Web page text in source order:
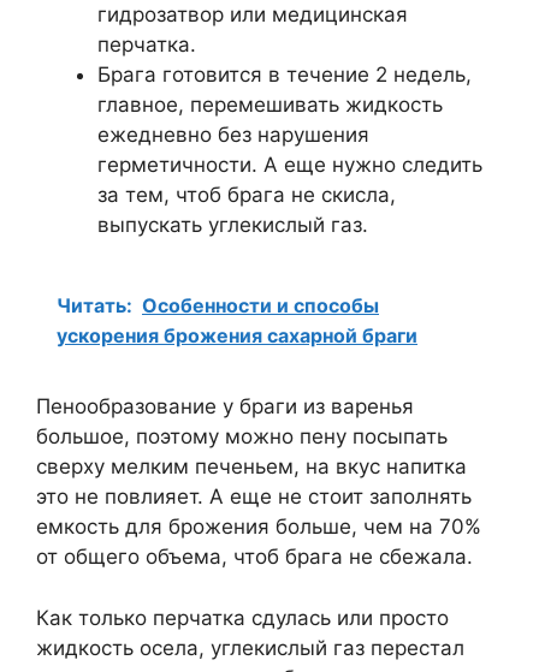
гидрозатвор или медицинская
перчатка.
Брага готовится в течение 2 недель,
главное, перемешивать жидкость
ежедневно без нарушения
герметичности. А еще нужно следить
за тем, чтоб брага не скисла,
выпускать углекислый газ.
Читать: Особенности и способы
ускорения брожения сахарной браги
Пенообразование у браги из варенья
большое, поэтому можно пену посыпать
сверху мелким печеньем, на вкус напитка
это не повлияет. А еще не стоит заполнять
емкость для брожения больше, чем на 70%
от общего объема, чтоб брага не сбежала.
Как только перчатка сдулась или просто
жидкость осела, углекислый газ перестал